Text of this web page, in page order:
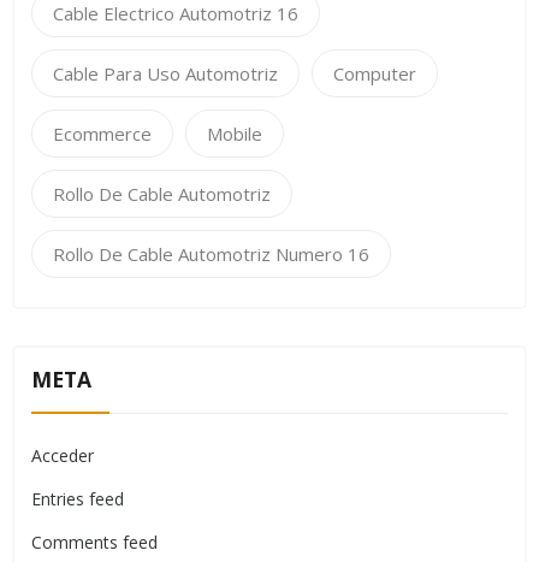
Cable Electrico Automotriz 16
Cable Para Uso Automotriz Computer
Ecommerce Mobile
Rollo De Cable Automotriz
Rollo De Cable Automotriz Numero 16
META
Acceder
Entries feed
Comments feed